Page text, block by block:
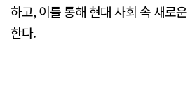
하고, 이를 통해 현대 사회 속 새로
한다.